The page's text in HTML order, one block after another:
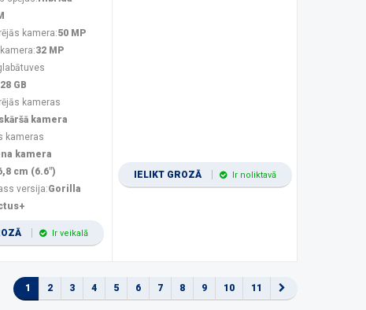
kamera:50 MP
32 MP
GB
kameras
kamera
kameras
kamera
cm (6.6")
versija:Gorilla
Ir veikalā
IELIKT GROZĀ Ir noliktavā
1 2 3 4 5 6 7 8 9 10 11